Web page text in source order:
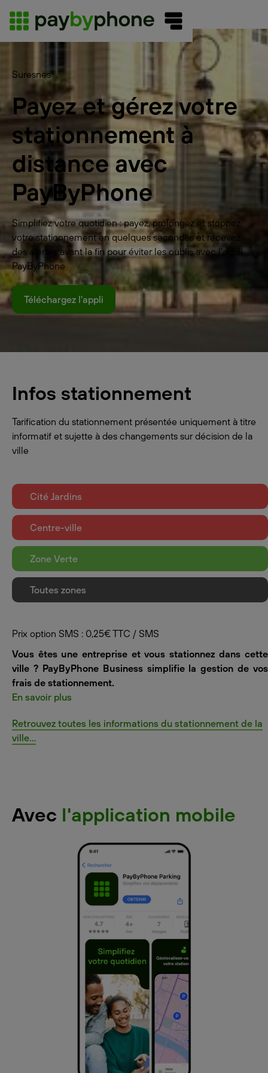
Suresnes
Payez et gérez votre
stationnement à
distance avec
PayByPhone
Simplifiez votre quotidien : payez, prolongez et stoppez
votre stationnement en quelques secondes et recevez
des alertes avant la fin pour éviter les oublis avec l'appli
PayByPhone
Téléchargez l'appli
Infos stationnement
Tarification du stationnement présentée uniquement à titre
informatif et sujette à des changements sur décision de la
ville
Cité Jardins
Centre-ville
Zone Verte
Toutes zones
Prix option SMS : 0,25€ TTC / SMS
Vous êtes une entreprise et vous stationnez dans cette
ville ? PayByPhone Business simplifie la gestion de vos
frais de stationnement.
En savoir plus
Retrouvez toutes les informations du stationnement de la
ville...
Avec l'application mobile